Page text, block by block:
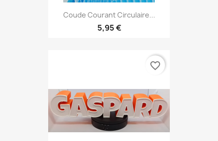
Coude Courant Circulaire...
5,95 €
favorite_border